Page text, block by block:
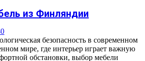
из Финляндии
0
безопасность в современном
мире, где интерьер играет важную
обстановки, выбор мебели